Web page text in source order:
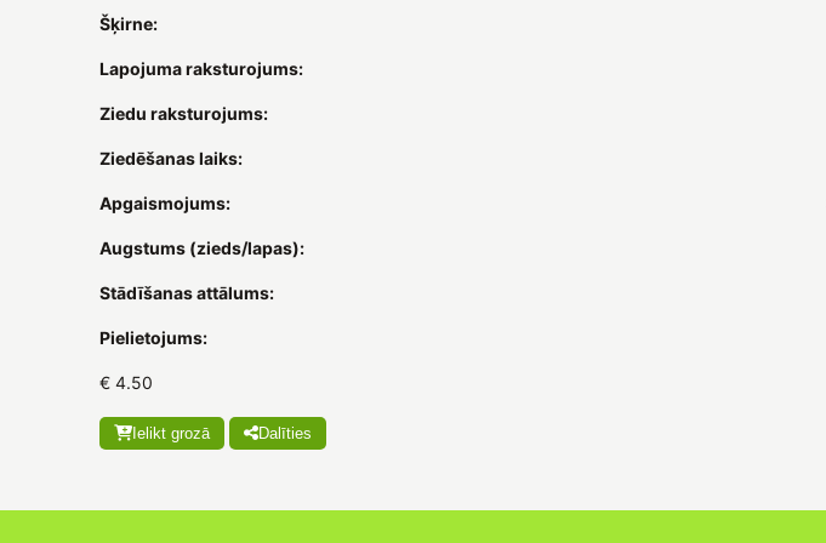
Šķirne:
Lapojuma raksturojums:
Ziedu raksturojums:
Ziedēšanas laiks:
Apgaismojums:
Augstums (zieds/lapas):
Stādīšanas attālums:
Pielietojums:
€ 4.50
Ielikt grozā Dalīties